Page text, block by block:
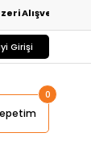
Girişi
0